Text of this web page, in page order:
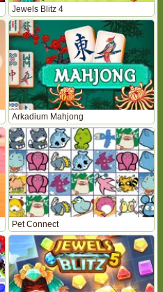
Jewels Blitz 4
Arkadium Mahjong
Pet Connect